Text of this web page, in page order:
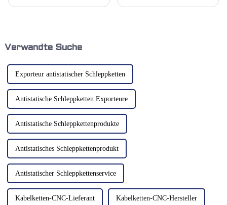
Kabeln unerlässlich.
Verwandte Suche
Exporteur antistatischer Schleppketten
Antistatische Schleppketten Exporteure
Antistatische Schleppkettenprodukte
Antistatisches Schleppkettenprodukt
Antistatischer Schleppkettenservice
Kabelketten-CNC-Lieferant Kabelketten-CNC-Hersteller